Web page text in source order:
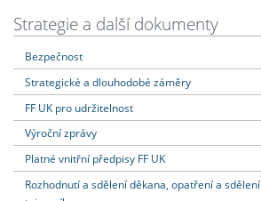
Dozvědět se více
Podat přihlášku
Dozvědět se více
Dozvědět se více
Dozvědět se více
Strategie a další dokumenty
Bezpečnost
Strategické a dlouhodobé záměry
FF UK pro udržitelnost
Výroční zprávy
Platné vnitřní předpisy FF UK
Rozhodnutí a sdělení děkana, opatření a sdělení